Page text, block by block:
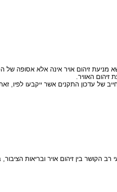
מניעת זיהום אויר אינה אלא אסופה
האוויר.
של עדכון התקנים אשר ייקבעו
הקושר בין זיהום אויר ובריאות